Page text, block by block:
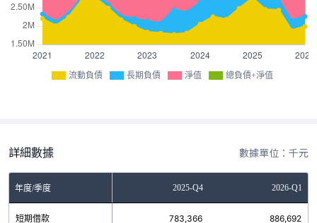
流動負債 長期負債 淨值 總負債+淨值
詳細數據 數據單位：千元
年度/季度 2025-Q4 2026-Q1
短期借款 783,366 886,692